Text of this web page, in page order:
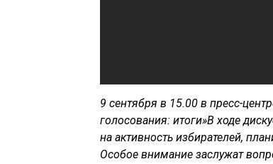
9 сентября в 15.00 в пресс-
голосования: итоги»В ходе
на активность избирателей,
Особое внимание заслужат